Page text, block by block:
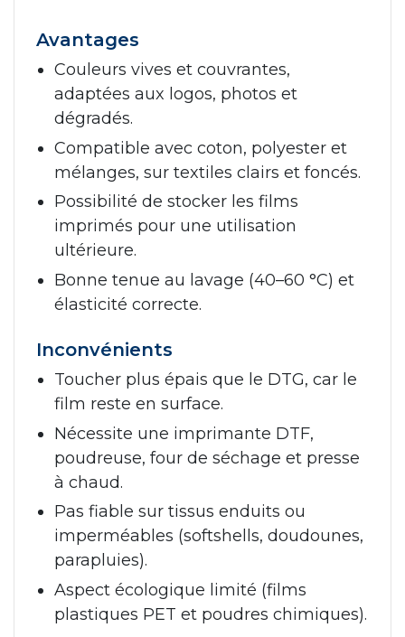
Avantages
Couleurs vives et couvrantes,
adaptées aux logos, photos et
dégradés.
Compatible avec coton, polyester et
mélanges, sur textiles clairs et foncés.
Possibilité de stocker les films
imprimés pour une utilisation
ultérieure.
Bonne tenue au lavage (40–60 °C) et
élasticité correcte.
Inconvénients
Toucher plus épais que le DTG, car le
film reste en surface.
Nécessite une imprimante DTF,
poudreuse, four de séchage et presse
à chaud.
Pas fiable sur tissus enduits ou
imperméables (softshells, doudounes,
parapluies).
Aspect écologique limité (films
plastiques PET et poudres chimiques).